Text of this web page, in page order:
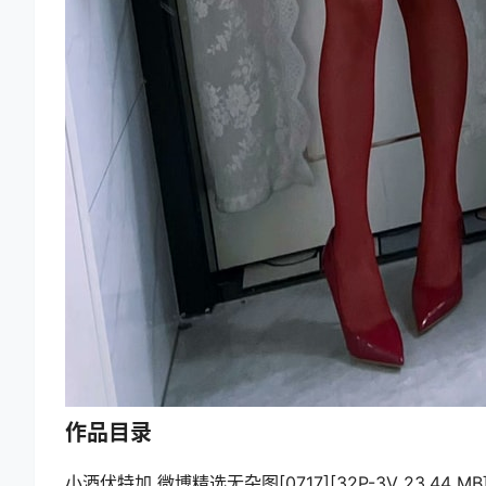
作品目录